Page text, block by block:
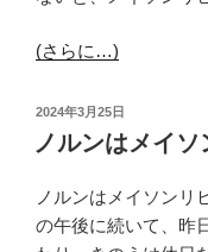
(さらに…)
投
日:
2024年3月25日
ノルンはメイ
ノルンはメイソンリ
の午後に続いて、昨